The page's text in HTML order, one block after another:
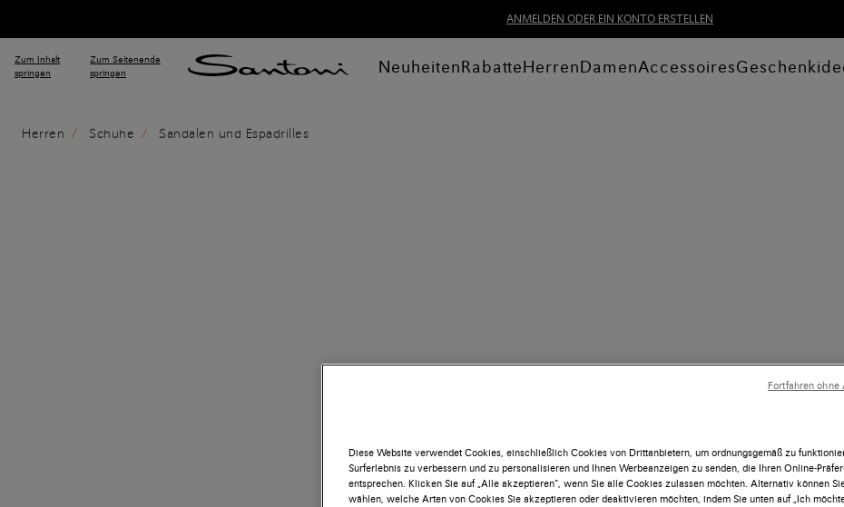
ANMELDEN ODER EIN KONTO ERSTELLEN
Zum Inhalt
springen
Zum Seitenende
springen
NeuheitenRabatteHerrenDamenAccessoires
Herren Schuhe Sandalen und Espadrilles
Diese Website verwendet Cookies, einschließlich Cookies von Drittanbietern, um ordnungsgemäß zu
Surferlebnis zu verbessern und zu personalisieren und Ihnen Werbeanzeigen zu senden, die Ihren Online-
entsprechen. Klicken Sie auf „Alle akzeptieren“, wenn Sie alle Cookies zulassen möchten. Alternativ können
wählen, welche Arten von Cookies Sie akzeptieren oder deaktivieren möchten, indem Sie unten auf „Ich
Fortfahren